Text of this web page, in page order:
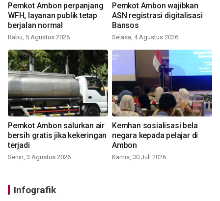
Pemkot Ambon perpanjang
WFH, layanan publik tetap
berjalan normal
Rabu, 5 Agustus 2026
Pemkot Ambon wajibkan
ASN registrasi digitalisasi
Bansos
Selasa, 4 Agustus 2026
Pemkot Ambon salurkan air
bersih gratis jika kekeringan
terjadi
Senin, 3 Agustus 2026
Kemhan sosialisasi bela
negara kepada pelajar di
Ambon
Kamis, 30 Juli 2026
Infografik